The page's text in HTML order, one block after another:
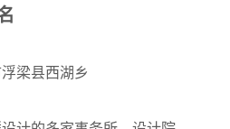
梁县西湖乡